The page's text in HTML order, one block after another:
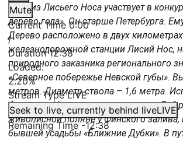
Mute
Current Time 0:00
/
Duration12:38
Loaded:
2.20%
Stream TypeLIVE
Seek to live, currently behind liveLIVE
Remaining Time-12:38
«Дуб из Лисьего Носа участвует в
дерево года». Он старше Петербурга.
Дерево расположено в двух
железнодорожной станции Лисий Нос,
природного заказника регионального
«Северное побережье Невской губы».
метров. Диаметр ствола – 1,6 метра.
богатырь. Хоть весь и в заплатках. Дуб
живописной поляне у Финского залива,
бывшей усадьбы «Ближние Дубки». В